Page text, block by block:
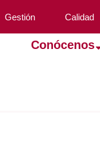
Gestión Calidad
Conócenos